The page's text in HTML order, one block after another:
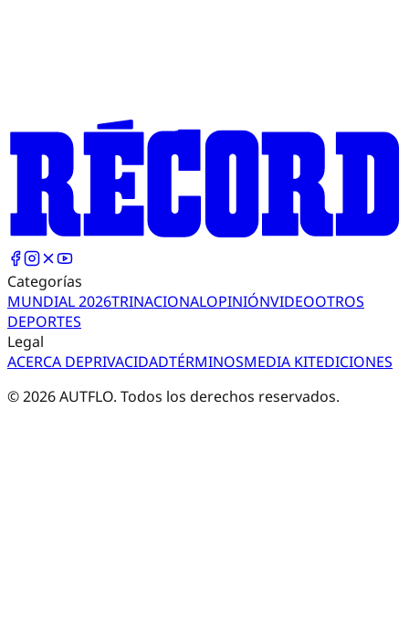
Categorías
MUNDIAL 2026TRINACIONALOPINIÓNVIDEOOTROS
DEPORTES
Legal
ACERCA DEPRIVACIDADTÉRMINOSMEDIA KITEDICIONES
©2026AUTFLO. Todos los derechos reservados.